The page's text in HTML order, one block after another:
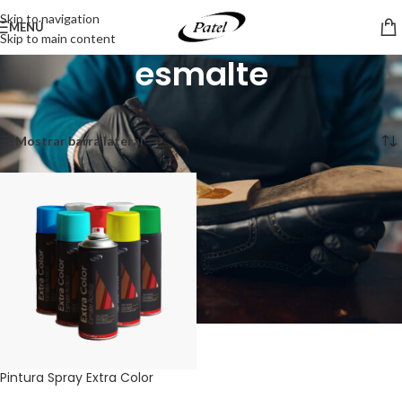
Skip to navigation
Skip to main content
MENÚ
esmalte
Inicio/Productos etiquetados “esmalte” Mostrando el único resultado
Mostrar barra lateral
Pintura Spray Extra Color